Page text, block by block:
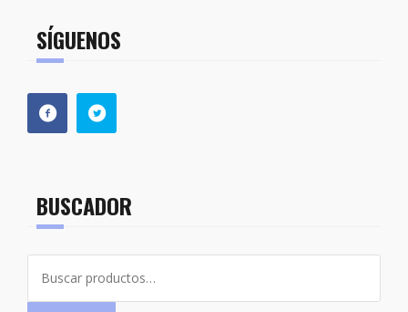
SÍGUENOS
BUSCADOR
por: